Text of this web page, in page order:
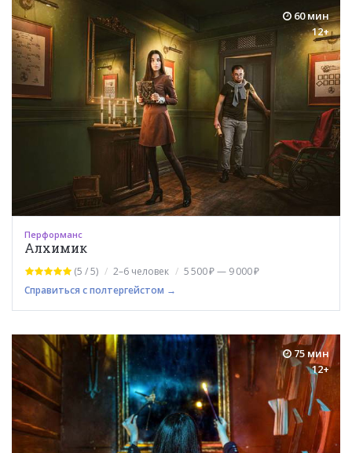
60 мин
12+
Перформанс
Алхимик
(5 / 5) 2–6 человек
5 500 ₽ — 9 000 ₽
Справиться с полтергейстом →
75 мин
12+